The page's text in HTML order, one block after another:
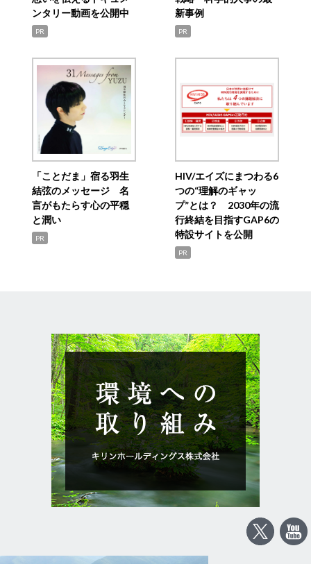
ンタリー動画を公開中
PR
新事例
PR
「ことだま」宿る羽生
結弦のメッセージ 名
言がもたらす心の平穏
と潤い
PR
HIV/エイズにまつわる6
つの“理解のギャッ
プ”とは？ 2030年の流
行終結を目指すGAP6の
特設サイトを公開
PR